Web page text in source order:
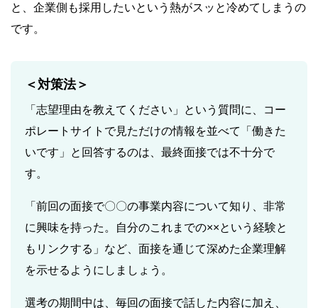
と、企業側も採用したいという熱がスッと冷めてしまうの
です。
＜対策法＞
「志望理由を教えてください」という質問に、コー
ポレートサイトで見ただけの情報を並べて「働きた
いです」と回答するのは、最終面接では不十分で
す。
「前回の面接で〇〇の事業内容について知り、非常
に興味を持った。自分のこれまでの××という経験と
もリンクする」など、面接を通じて深めた企業理解
を示せるようにしましょう。
選考の期間中は、毎回の面接で話した内容に加え、